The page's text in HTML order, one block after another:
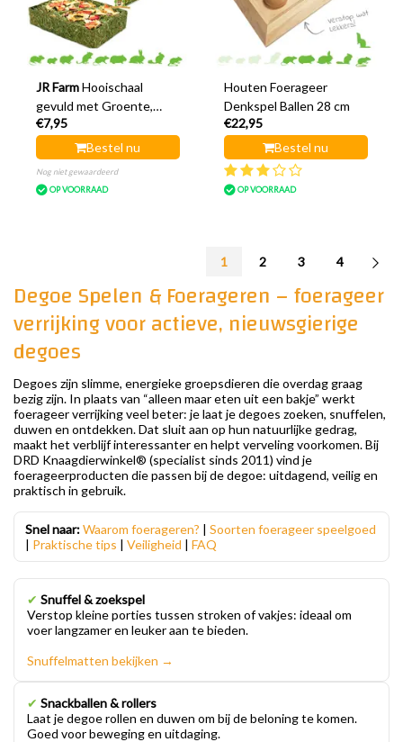
JR Farm Hooischaal
gevuld met Groente,
Fruit & Bloemen
€7,95
Bestel nu
Nog niet gewaardeerd
OP VOORRAAD
Houten Foerageer
Denkspel Ballen 28 cm
€22,95
Bestel nu
OP VOORRAAD
1 2 3 4
Degoe Spelen & Foerageren – foerageer
verrijking voor actieve, nieuwsgierige
degoes
Degoes zijn slimme, energieke groepsdieren die overdag graag
bezig zijn. In plaats van “alleen maar eten uit een bakje” werkt
foerageer verrijking veel beter: je laat je degoes zoeken, snuffelen,
duwen en ontdekken. Dat sluit aan op hun natuurlijke gedrag,
maakt het verblijf interessanter en helpt verveling voorkomen. Bij
DRD Knaagdierwinkel® (specialist sinds 2011) vind je
foerageerproducten die passen bij de degoe: uitdagend, veilig en
praktisch in gebruik.
Snel naar:Waarom foerageren? | Soorten foerageer speelgoed
| Praktische tips | Veiligheid | FAQ
✔ Snuffel & zoekspel
Verstop kleine porties tussen stroken of vakjes: ideaal om
voer langzamer en leuker aan te bieden.
Snuffelmatten bekijken →
✔ Snackballen & rollers
Laat je degoe rollen en duwen om bij de beloning te komen.
Goed voor beweging en uitdaging.